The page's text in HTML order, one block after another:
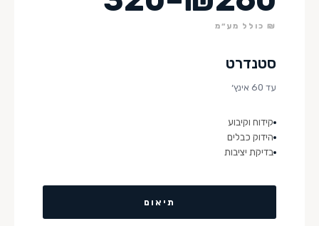
₪ כולל מע״מ
סטנדרט
עד 60 אינץ׳
קידוח וקיבוע
הידוק כבלים
בדיקת יציבות
תיאום